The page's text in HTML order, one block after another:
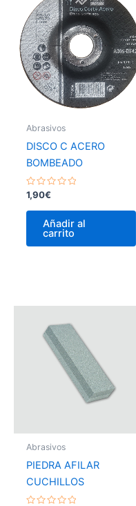
Abrasivos
DISCO C ACERO
BOMBEADO
Valorado
con
0
1,90€
Añadir al
carrito
Abrasivos
PIEDRA AFILAR
CUCHILLOS